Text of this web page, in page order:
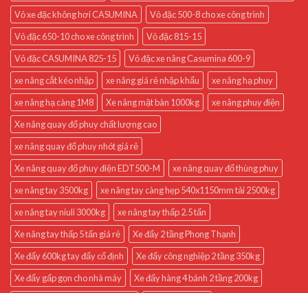
Vỏ xe đặc không hơi CASUMINA
Vỏ đặc 500-8 cho xe công trình
Vỏ đặc 650-10 cho xe công trình
Vỏ đặc 815-15
Vỏ đặc CASUMINA 825-15
Vỏ đặc xe nâng Casumina 600-9
xe nâng cắt kéo nhập
xe nâng giá rẻ nhập khẩu
xe nâng hạ phuy
xe nâng hạ càng 1M8
Xe nâng mặt bàn 1000kg
xe nâng phuy điện
Xe nâng quay đổ phuy chất lượng cao
xe nâng quay đổ phuy nhót giá rẻ
Xe nâng quay đổ phuy điện EDT500-M
xe nâng quay đổ thùng phuy
xe nâng tay 3500kg
xe nâng tay càng hẹp 540x1150mm tải 2500kg
xe nâng tay niuli 3000kg
xe nâng tay thấp 2.5 tấn
Xe nâng tay thấp 5 tấn giá rẻ
Xe đẩy 2 tầng Phong Thạnh
Xe đẩy 600kg tay đẩy cố định
Xe đẩy công nghiệp 2 tầng 350kg
Xe đẩy gấp gọn cho nhà máy
Xe đẩy hàng 4 bánh 2 tầng 200kg